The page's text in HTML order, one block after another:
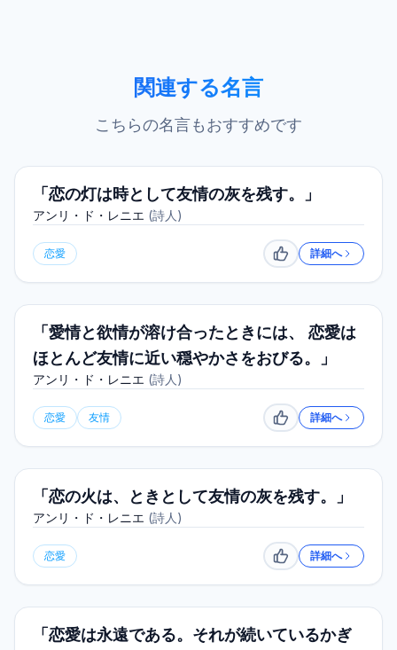
関連する名言
こちらの名言もおすすめです
「恋の灯は時として友情の灰を残す。」
アンリ・ド・レニエ (詩人 )
恋愛 いいね詳細へ
「愛情と欲情が溶け合ったときには、 恋愛は
ほとんど友情に近い穏やかさをおびる。」
アンリ・ド・レニエ (詩人 )
恋愛 友情 いいね詳細へ
「恋の火は、ときとして友情の灰を残す。」
アンリ・ド・レニエ (詩人 )
恋愛 いいね詳細へ
「恋愛は永遠である。それが続いているかぎ